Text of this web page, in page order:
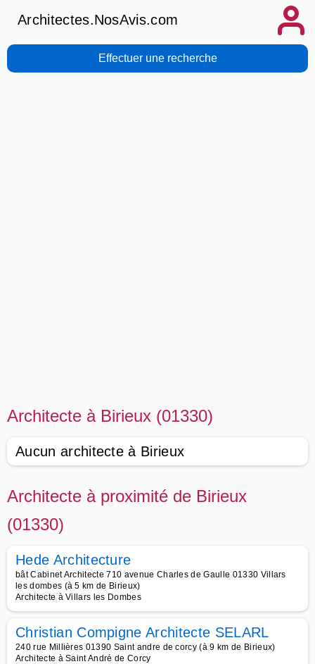
Architectes.NosAvis.com
Effectuer une recherche
Architecte à Birieux (01330)
Aucun architecte à Birieux
Architecte à proximité de Birieux
(01330)
Hede Architecture
bât Cabinet Architecte 710 avenue Charles de Gaulle 01330 Villars
les dombes (à 5 km de Birieux)
Architecte à Villars les Dombes
Christian Compigne Architecte SELARL
240 rue Millières 01390 Saint andre de corcy (à 9 km de Birieux)
Architecte à Saint André de Corcy